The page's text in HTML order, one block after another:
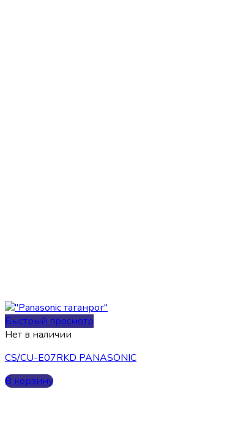
Быстрый просмотр
Нет в наличии
CS/CU-E07RKD PANASONIC
В корзину